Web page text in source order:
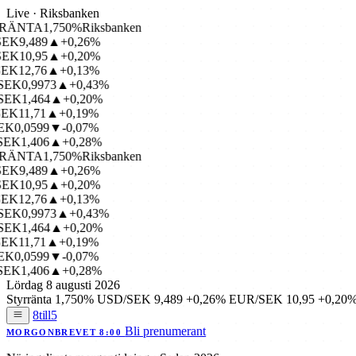
Live · Riksbanken
1,750%Riksbanken
9,489▲+0,26%
10,95▲+0,20%
12,76▲+0,13%
0,9973▲+0,43%
1,464▲+0,20%
11,71▲+0,19%
0,0599▼-0,07%
1,406▲+0,28%
1,750%Riksbanken
9,489▲+0,26%
10,95▲+0,20%
12,76▲+0,13%
0,9973▲+0,43%
1,464▲+0,20%
11,71▲+0,19%
0,0599▼-0,07%
1,406▲+0,28%
Lördag 8 augusti 2026
Styrränta 1,750% USD/SEK 9,489 +0,26% EUR/SEK 10,95
8till5
MORGONBREVET 8:00 Bli prenumerant